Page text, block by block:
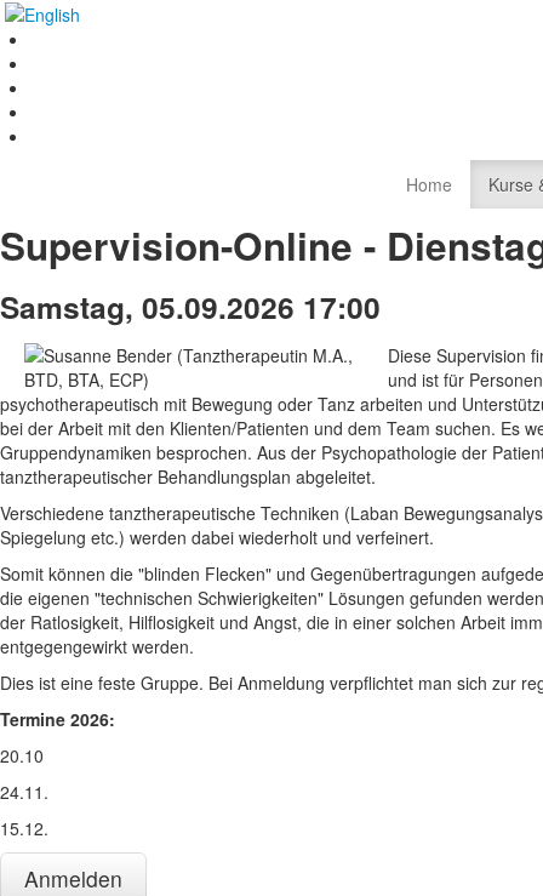
Home Kurse
Supervision-Online -
Samstag, 05.09.2026 17:00
Diese Supervision
und ist für
psychotherapeutisch mit Bewegung oder Tanz arbeiten und
bei der Arbeit mit den Klienten/Patienten und dem Team suchen. Es
Gruppendynamiken besprochen. Aus der Psychopathologie der
tanztherapeutischer Behandlungsplan abgeleitet.
Verschiedene tanztherapeutische Techniken (Laban
Spiegelung etc.) werden dabei wiederholt und verfeinert.
Somit können die "blinden Flecken" und Gegenübertragungen
die eigenen "technischen Schwierigkeiten" Lösungen gefunden
der Ratlosigkeit, Hilflosigkeit und Angst, die in einer solchen Arbeit
entgegengewirkt werden.
Dies ist eine feste Gruppe. Bei Anmeldung verpflichtet man sich zur
Termine 2026:
20.10
24.11.
15.12.
Anmelden